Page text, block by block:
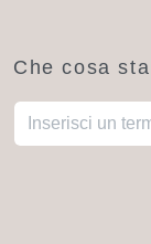
Che cosa
Una volta che i